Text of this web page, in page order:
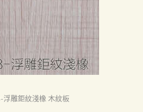
浮雕鉅紋淺橡 木紋板